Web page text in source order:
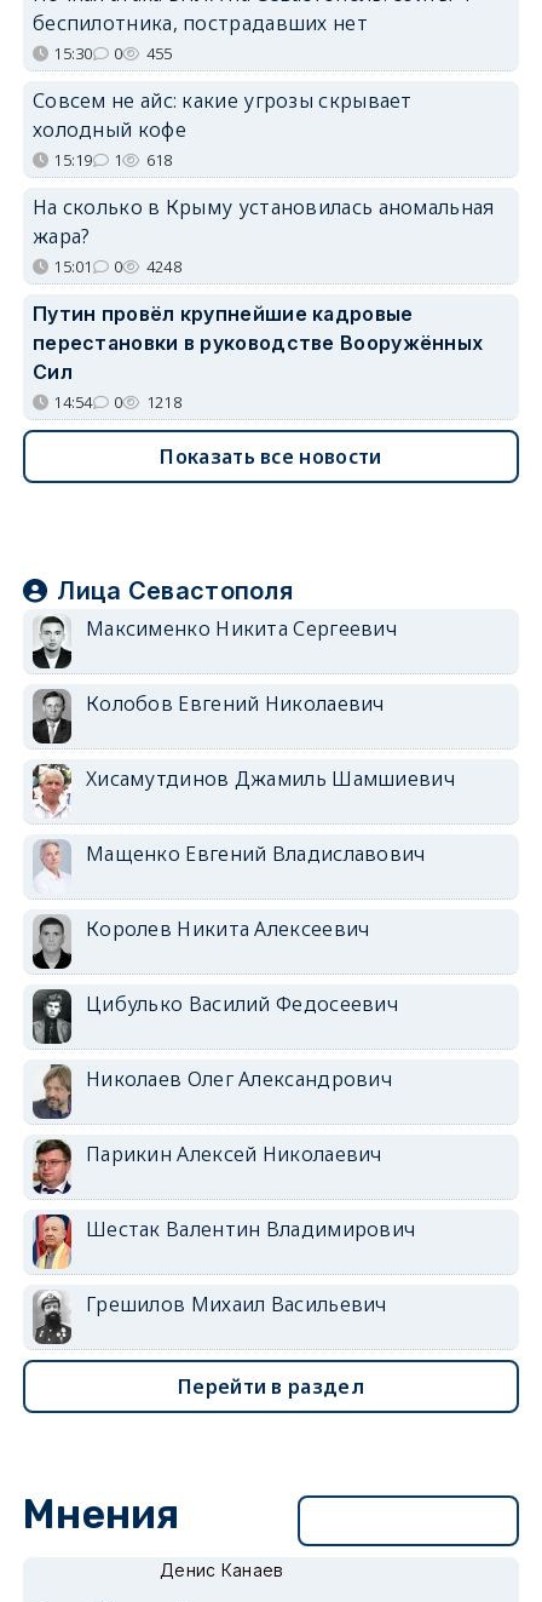
беспилотника, пострадавших нет
15:30 0 455
Совсем не айс: какие угрозы скрывает
холодный кофе
15:19 1 618
На сколько в Крыму установилась аномальная
жара?
15:01 0 4248
Путин провёл крупнейшие кадровые
перестановки в руководстве Вооружённых
Сил
14:54 0 1218
Показать все новости
Лица Севастополя
Максименко Никита Сергеевич
Колобов Евгений Николаевич
Хисамутдинов Джамиль Шамшиевич
Мащенко Евгений Владиславович
Королев Никита Алексеевич
Цибулько Василий Федосеевич
Николаев Олег Александрович
Парикин Алексей Николаевич
Шестак Валентин Владимирович
Грешилов Михаил Васильевич
Перейти в раздел
Мнения
Денис Канаев